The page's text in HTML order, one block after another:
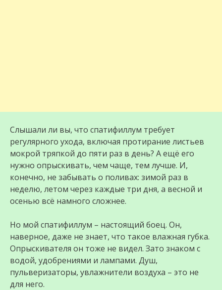
Слышали ли вы, что спатифиллум требует
регулярного ухода, включая протирание листьев
мокрой тряпкой до пяти раз в день? А ещё его
нужно опрыскивать, чем чаще, тем лучше. И,
конечно, не забывать о поливах: зимой раз в
неделю, летом через каждые три дня, а весной и
осенью всё намного сложнее.
Но мой спатифиллум – настоящий боец. Он,
наверное, даже не знает, что такое влажная губка.
Опрыскивателя он тоже не видел. Зато знаком с
водой, удобрениями и лампами. Душ,
пульверизаторы, увлажнители воздуха – это не
для него.